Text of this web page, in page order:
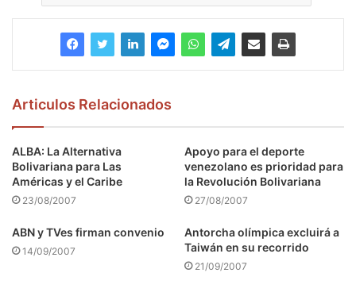
Articulos Relacionados
ALBA: La Alternativa
Bolivariana para Las
Américas y el Caribe
23/08/2007
Apoyo para el deporte
venezolano es prioridad para
la Revolución Bolivariana
27/08/2007
ABN y TVes firman convenio
14/09/2007
Antorcha olímpica excluirá a
Taiwán en su recorrido
21/09/2007